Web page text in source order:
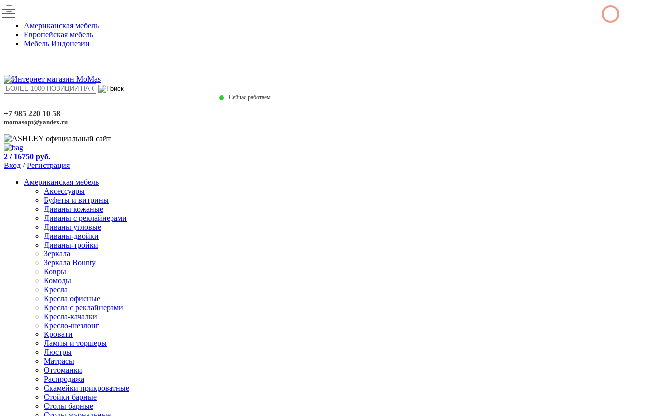
Американская мебель
Европейская мебель
Мебель Индонезии
Сейчас работаем
+7 985 220 10 58
momasopt@yandex.ru
2 / 16750 руб.
Вход /Регистрация
Американская мебель
Аксессуары
Буфеты и витрины
Диваны кожаные
Диваны с реклайнерами
Диваны угловые
Диваны-двойки
Диваны-тройки
Зеркала
Зеркала Bounty
Ковры
Комоды
Кресла
Кресла офисные
Кресла с реклайнерами
Кресла-качалки
Кресло-шезлонг
Кровати
Лампы и торшеры
Люстры
Матрасы
Оттоманки
Распродажа
Скамейки прикроватные
Стойки барные
Столы барные